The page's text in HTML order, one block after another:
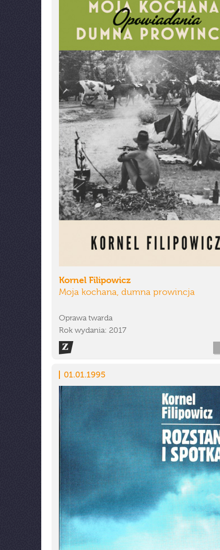
Kornel Filipowicz
Moja kochana, dumna prowincja
Oprawa twarda
Rok wydania: 2017
01.01.1995